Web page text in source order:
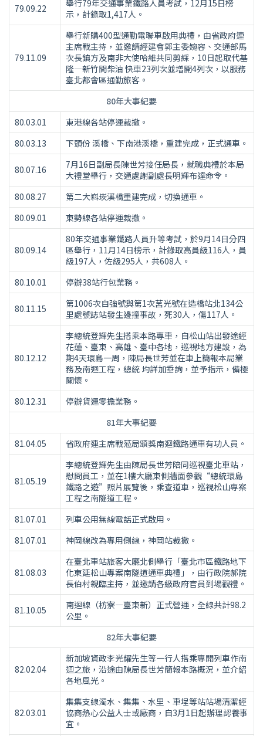
79.09.22
舉行79年交通事業鐵路人員考試，12月15日榜
示，計錄取1,417人。
79.11.09
舉行新購400型通勤電聯車啟用典禮，由省政府連
主席戰主持，並邀請經建會郭主委婉容、交通部馬
次長鎮方及南非大使哈維共同剪綵，10日起取代基
隆—新竹間柴油 快車23列次並增開4列次，以服務
臺北都會區通勤旅客。
80年大事紀要
80.03.01
東港線各站停運裁撤。
80.03.13
下頭份 溪橋、下南港溪橋，重建完成，正式通車。
80.07.16
7月16日副局長陳世芳接任局長，就職典禮於本局
大禮堂舉行，交通處謝副處長明輝布達命令。
80.08.27
第二大嵙崁溪橋重建完成，切換通車。
80.09.01
東勢線各站停運裁撤。
80.09.14
80年交通事業鐵路人員升等考試，於9月14日分四
區舉行，11月14日榜示，計錄取高員級116人，員
級197人，佐級295人，共608人。
80.10.01
停辦38站行包業務。
80.11.15
第1006次自強號與第1次莒光號在造橋站北134公
里處號誌站發生邊撞事故，死30人，傷117人。
80.12.12
李總統登輝先生搭乘本路專車，自松山站出發途經
花蓮、臺東、高雄、臺中各地，巡視地方建設，為
期4天環島一周，陳局長世芳並在車上簡報本局業
務及南迴工程，總統 均詳加垂詢，並予指示，備極
關懷。
80.12.31
停辦貨運零擔業務。
81年大事紀要
81.04.05
省政府連主席戰蒞局頒獎南迴鐵路通車有功人員。
81.05.19
李總統登輝先生由陳局長世芳陪同巡視臺北車站，
慰問員工，並在1樓大廳東側牆面參觀“總統環島
鐵路之遊”照片展覽後，乘查道車，巡視松山專案
工程之南隧道工程。
81.07.01
列車公用無線電話正式啟用。
81.07.01
神岡線改為專用側線，神岡站裁撤。
81.08.03
在臺北車站旅客大廳北側舉行「臺北市區鐵路地下
化東延松山專案南隧道通車典禮」，由行政院郝院
長伯村親臨主持，並邀請各級政府官員到場觀禮。
81.10.05
南迴線（枋寮—臺東新）正式營運，全線共計98.2
公里。
82年大事紀要
82.02.04
新加坡資政李光耀先生等一行人搭乘專開列車作南
迴之旅，沿途由陳局長世芳簡報本路概況，並介紹
各地風光。
82.03.01
集集支線濁水、集集、水里、車埕等站站場清潔經
協商熱心公益人士或廠商，自3月1日起辦理認養事
宜。